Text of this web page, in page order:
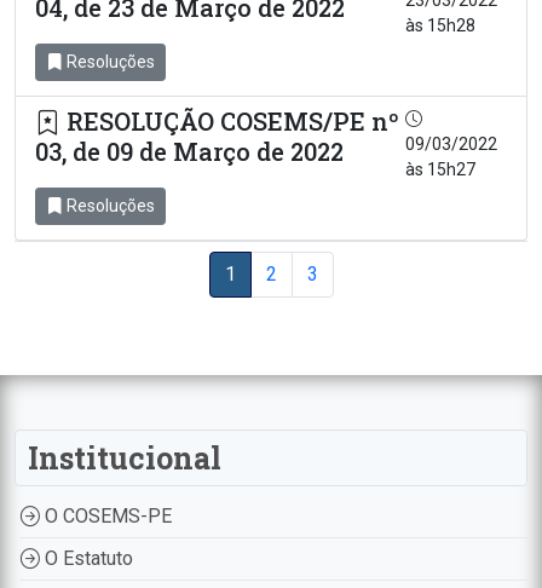
04, de 23 de Março de 2022
às 15h28
Resoluções
RESOLUÇÃO COSEMS/PE nº
03, de 09 de Março de 2022
09/03/2022
às 15h27
Resoluções
1 2 3
Institucional
O COSEMS-PE
O Estatuto